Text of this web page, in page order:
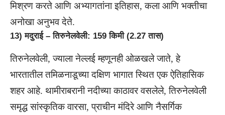
मिश्रण करते आणि अभ्यागतांना इतिहास, कला आणि भक्तीचा
अनोखा अनुभव देते.
13) मदुराई – तिरुनेलवेली: 159 किमी (2.27 तास)
तिरुनेलवेली, ज्याला नेल्लई म्हणूनही ओळखले जाते, हे
भारतातील तमिळनाडूच्या दक्षिण भागात स्थित एक ऐतिहासिक
शहर आहे. थामीराबरानी नदीच्या काठावर वसलेले, तिरुनेलवेली
समृद्ध सांस्कृतिक वारसा, प्राचीन मंदिरे आणि नैसर्गिक